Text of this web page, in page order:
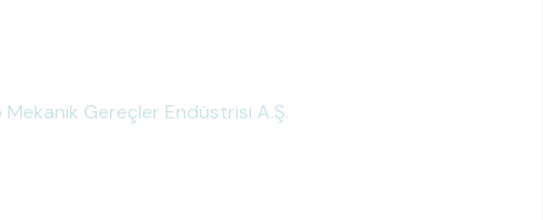
Mekanik Gereçler Endüstrisi A.Ş.